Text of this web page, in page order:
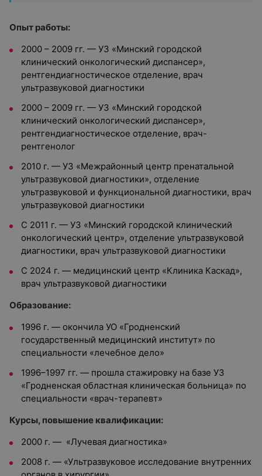
Опыт работы:
2000 – 2009 гг. — УЗ «Минский городской
клинический онкологический диспансер»,
рентгендиагностическое отделение, врач
ультразвуковой диагностики
2000 – 2009 гг. — УЗ «Минский городской
клинический онкологический диспансер»,
рентгендиагностическое отделение, врач-
рентгенолог
2010 г. — УЗ «Межрайонный центр пренатальной
ультразвуковой диагностики», отделение
ультразвуковой и функциональной диагностики, врач
ультразвуковой диагностики
С 2011 г. — УЗ «Минский городской клинический
онкологический центр», отделение ультразвуковой
диагностики, врач ультразвуковой диагностики
С 2024 г. — медицинский центр «Клиника Каскад»,
врач ультразвуковой диагностики
Образование:
1996 г. — окончила УО «Гродненский
государственный медицинский институт» по
специальности «лечебное дело»
1996–1997 гг. — прошла стажировку на базе УЗ
«Гродненская областная клиническая больница» по
специальности «врач-терапевт»
Курсы, повышение квалификации:
2000 г. — «Лучевая диагностика»
2008 г. — «Ультразвуковое исследование внутренних